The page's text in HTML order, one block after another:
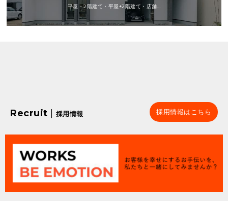
平屋・2階建て・平屋+2階建て・店舗…
Recruit | 採用情報 採用情報はこちら